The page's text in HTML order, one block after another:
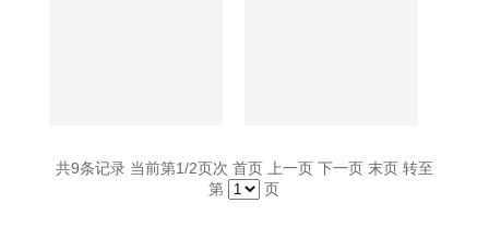
共9条记录 当前第1/2页次 首页 上一页 下一页 末页转至
第
页